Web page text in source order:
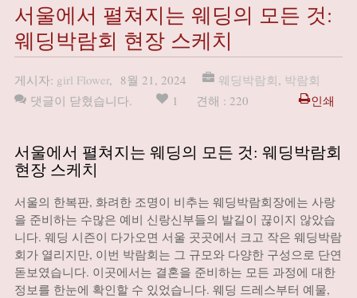
서울에서 펼쳐지는 웨딩의 모든 것:
웨딩박람회 현장 스케치
게시자: girl Flower, 8월 21, 2024 웨딩박람회, 박람회
댓글이 닫혔습니다.
1 견해 : 220 인쇄
서울에서 펼쳐지는 웨딩의 모든 것: 웨딩박람회
현장 스케치
서울의 한복판, 화려한 조명이 비추는 웨딩박람회장에는 사랑
을 준비하는 수많은 예비 신랑신부들의 발길이 끊이지 않았습
니다. 웨딩 시즌이 다가오면 서울 곳곳에서 크고 작은 웨딩박람
회가 열리지만, 이번 박람회는 그 규모와 다양한 구성으로 단연
돋보였습니다. 이곳에서는 결혼을 준비하는 모든 과정에 대한
정보를 한눈에 확인할 수 있었습니다. 웨딩 드레스부터 예물,